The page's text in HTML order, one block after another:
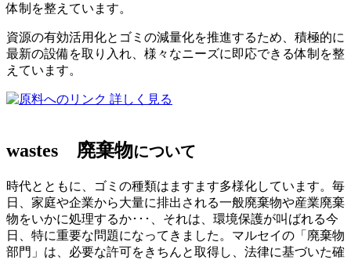
体制を整えています。
資源の有効活用化とゴミの減量化を推進するため、積極的に
最新の設備を取り入れ、様々なニーズに即応できる体制を整
えています。
詳しく見る
wastes 廃棄物について
時代とともに、ゴミの種類はますます多様化しています。毎
日、家庭や企業から大量に排出される一般廃棄物や産業廃棄
物をいかに処理するか･･･、それは、環境保護が叫ばれる今
日、特に重要な問題になってきました。マルセイの「廃棄物
部門」は、必要な許可をきちんと取得し、法律に基づいた確